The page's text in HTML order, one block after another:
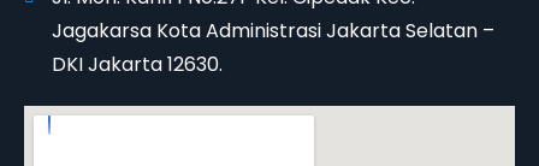
Jagakarsa Kota Administrasi Jakarta Selatan –
DKI Jakarta 12630.